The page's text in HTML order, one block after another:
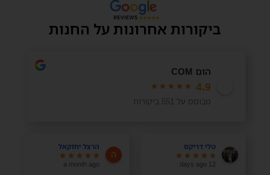
ביקורות אחרונות על החנות
הום COM
4.9
מבוסס על 551 ביקורות
טלי דריקס
12 days ago
הרצל יחזקאל
a month ago